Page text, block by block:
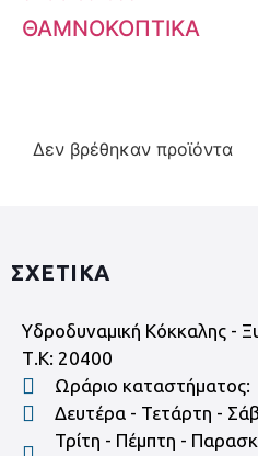
ΘΑΜΝΟΚΟΠΤΙΚΑ
Δεν βρέθηκαν προϊόντα
ΣΧΕΤΙΚΑ
Υδροδυναμική Κόκκαλης -
Τ.Κ: 20400
Ωράριο καταστήματος:
Δευτέρα - Τετάρτη -
Τρίτη - Πέμπτη -